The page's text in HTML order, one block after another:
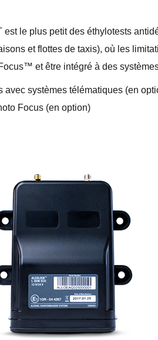
est le plus petit des éthylotests
et flottes de taxis), où les
et être intégré à des
avec systèmes télématiques (en
Focus (en option)